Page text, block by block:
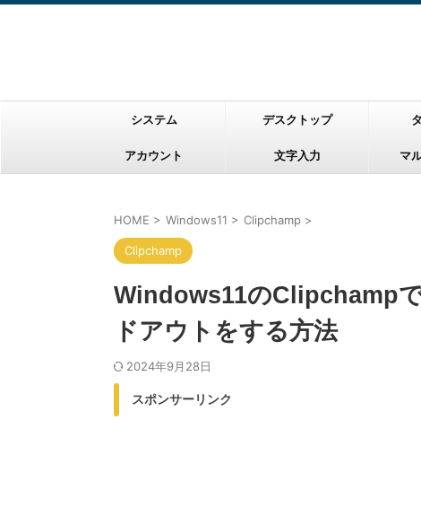
システム デスクトップ
アカウント 文字入力 マ
HOME > Windows11 > Clipchamp >
Clipchamp
Windows11のClipchamp
ドアウトをする方法
2024年9月28日
スポンサーリンク